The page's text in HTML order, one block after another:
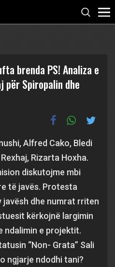
brenda PS! Analiza e
për Spiropalin dhe
Alfred Cako, Bledi
Rizarta Hoxha.
diskutojme mbi
të javës. Protesta
javësh dhe numrat rriten
kërkojnë largimin
ndalimin e projektit.
“Non- Grata” Sali
ngjarje ndodhi tani?